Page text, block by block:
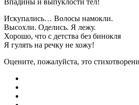
Искупались… Волосы намокли.
Высохли. Оделись. Я лежу.
Хорошо, что с детства без бинокля
Я гулять на речку не хожу!
Оцените, пожалуйста, это